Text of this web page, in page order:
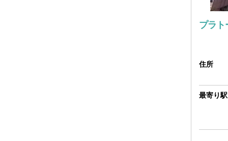
プラト
住所
最寄り駅